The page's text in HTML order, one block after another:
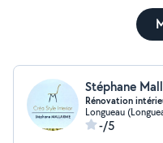
Stéphane
Rénovation
Longueau
-/5